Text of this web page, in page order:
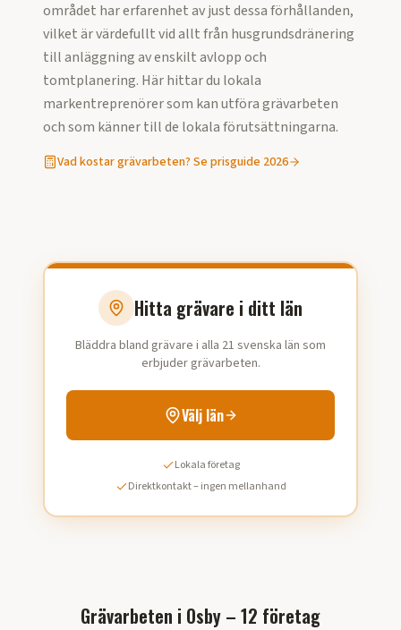
området har erfarenhet av just dessa förhållanden,
vilket är värdefullt vid allt från husgrundsdränering
till anläggning av enskilt avlopp och
tomtplanering. Här hittar du lokala
markentreprenörer som kan utföragrävarbeten
och som känner till de lokala förutsättningarna.
Vad kostargrävarbeten? Se prisguide 2026
Hitta grävare i ditt län
Bläddra bland grävare i alla 21 svenska län som
erbjuder grävarbeten.
Välj län
Lokala företag
Direktkontakt – ingen mellanhand
Grävarbeten i Osby – 12 företag